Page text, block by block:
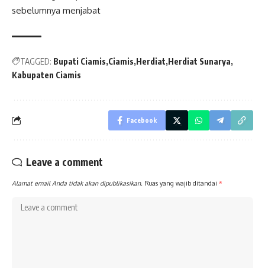
sebelumnya menjabat
TAGGED: Bupati Ciamis Ciamis Herdiat Herdiat Sunarya
Kabupaten Ciamis
Facebook
Leave a comment
Alamat email Anda tidak akan dipublikasikan. Ruas yang wajib ditandai *